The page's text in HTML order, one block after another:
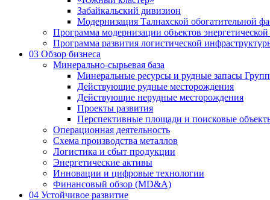
Забайкальский дивизион
Модернизация Талнахской обогатительной
Программа модернизации объектов
Программа развития логистической
03 Обзор бизнеса
Минерально-сырьевая база
Минеральные ресурсы и рудные запасы
Действующие рудные месторождения
Действующие нерудные месторождения
Проекты развития
Перспективные площади и поисковые
Операционная деятельность
Схема производства металлов
Логистика и сбыт продукции
Энергетические активы
Инновации и цифровые технологии
Финансовый обзор (MD&A)
04 Устойчивое развитие